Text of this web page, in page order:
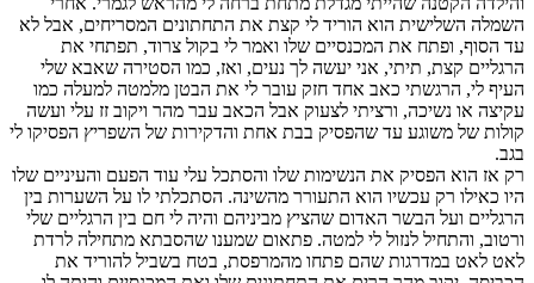
השמלה השלישית הוא הוריד לי קצת את התחתונים המסריחים, אבל לא
עד הסוף, ופתח את המכנסיים שלו ואמר לי בקול צרוד, תפתחי את
הרגליים קצת, תיתי, אני יעשה לך נעים, ואז, כמו הסטירה שאבא שלי
העיף לי, הרגשתי כאב אחד חזק עובר לי את הבטן מלמטה למעלה כמו
עקיצה או נשיכה, ורציתי לצעוק אבל הכאב עבר מהר ויקוב זז עלי ועשה
קולות של משוגע עד שהפסיק בבת אחת והדקירות של השפריץ הפסיקו לי
בגב.
רק אז הוא הפסיק את הנשימות שלו והסתכל עלי עוד הפעם והעיניים שלו
היו כאילו רק עכשיו הוא התעורר מהשינה. הסתכלתי לו על השערות בין
הרגליים ועל הבשר האדום שהציץ מביניהם והיה לי חם בין הרגליים שלי
ורטוב, והתחיל לנזול לי למטה. פתאום שמענו שהסבתא מתחילה לרדת
לאט לאט במדרגות שהם פתחו מהמרפסת, בטח בשביל להוריד את